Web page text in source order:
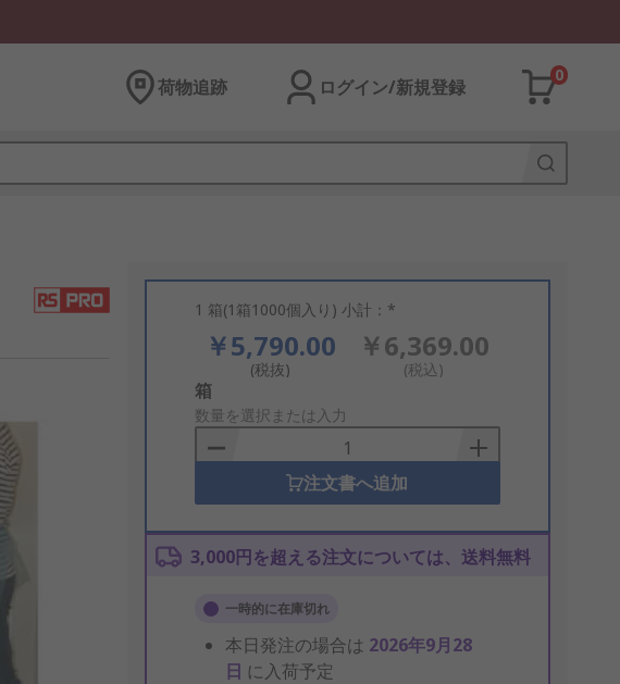
荷物追跡 ログイン/新規登録
0
1 箱(1箱1000個入り) 小計：*
￥5,790.00
(税抜)
￥6,369.00
(税込)
Add
to
Basket
箱
数量を選択または入力
注文書へ追加
3,000円を超える注文については、送料無料
一時的に在庫切れ
本日発注の場合は 2026年9月28
日 に入荷予定